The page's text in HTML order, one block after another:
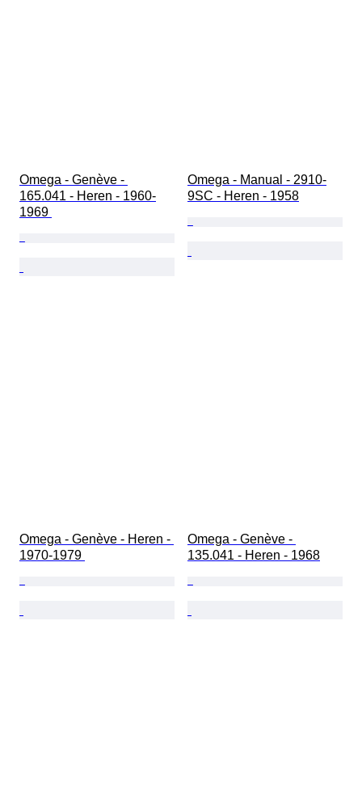
Omega - Genève -
165.041 - Heren - 1960-
1969
Omega - Manual - 2910-
9SC - Heren - 1958
Omega - Genève - Heren -
1970-1979
Omega - Genève -
135.041 - Heren - 1968